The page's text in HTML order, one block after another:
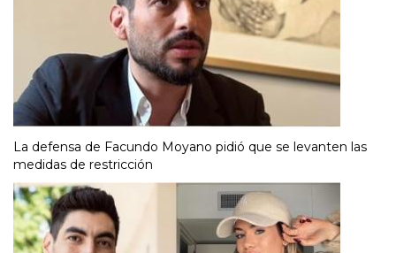
La defensa de Facundo Moyano pidió que se levanten las
medidas de restricción